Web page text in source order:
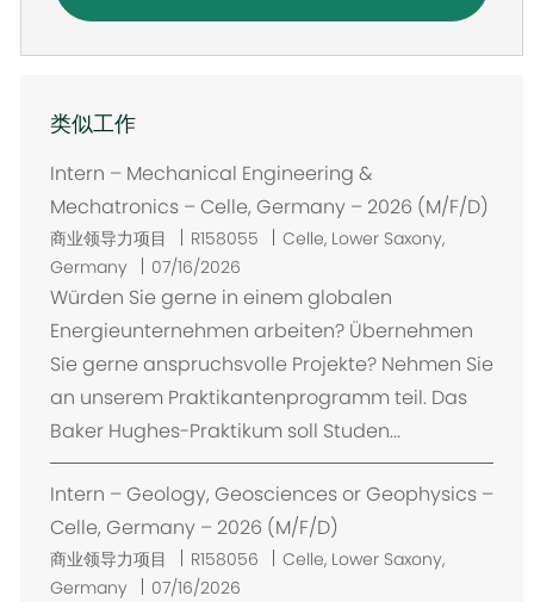
类似工作
Intern – Mechanical Engineering &
Mechatronics – Celle, Germany – 2026 (M/F/D)
商业领导力项目 R158055
位
Celle, Lower Saxony,
Germany
07/16/2026
Würden Sie gerne in einem globalen
Energieunternehmen arbeiten? Übernehmen
Sie gerne anspruchsvolle Projekte? Nehmen Sie
an unserem Praktikantenprogramm teil. Das
Baker Hughes-Praktikum soll Studen...
Intern – Geology, Geosciences or Geophysics –
Celle, Germany – 2026 (M/F/D)
商业领导力项目 R158056
位
Celle, Lower Saxony,
Germany
07/16/2026